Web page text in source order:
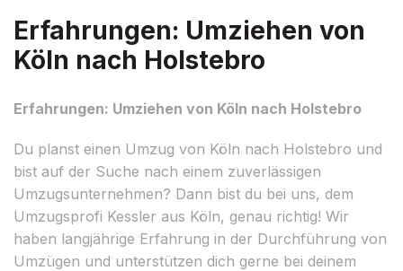
Erfahrungen: Umziehen von
Köln nach Holstebro
Erfahrungen: Umziehen von Köln nach Holstebro
Du planst einen Umzug von Köln nach Holstebro und
bist auf der Suche nach einem zuverlässigen
Umzugsunternehmen? Dann bist du bei uns, dem
Umzugsprofi Kessler aus Köln, genau richtig! Wir
haben langjährige Erfahrung in der Durchführung von
Umzügen und unterstützen dich gerne bei deinem